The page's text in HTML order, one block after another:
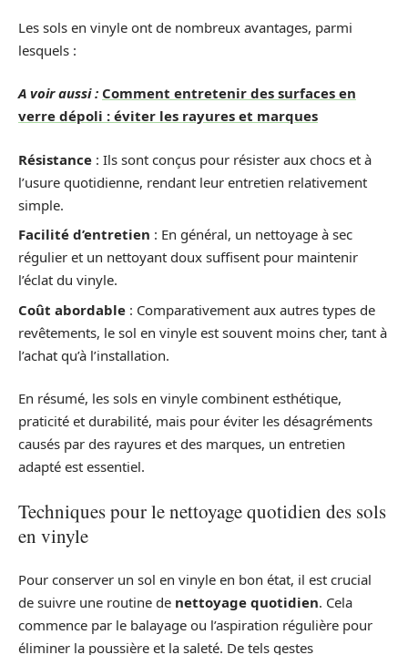
Les sols en vinyle ont de nombreux avantages, parmi
lesquels :
A voir aussi : Comment entretenir des surfaces en
verre dépoli : éviter les rayures et marques
Résistance : Ils sont conçus pour résister aux chocs et à
l’usure quotidienne, rendant leur entretien relativement
simple.
Facilité d’entretien : En général, un nettoyage à sec
régulier et un nettoyant doux suffisent pour maintenir
l’éclat du vinyle.
Coût abordable : Comparativement aux autres types de
revêtements, le sol en vinyle est souvent moins cher, tant à
l’achat qu’à l’installation.
En résumé, les sols en vinyle combinent esthétique,
praticité et durabilité, mais pour éviter les désagréments
causés par des rayures et des marques, un entretien
adapté est essentiel.
Techniques pour le nettoyage quotidien des sols
en vinyle
Pour conserver un sol en vinyle en bon état, il est crucial
de suivre une routine de nettoyage quotidien. Cela
commence par le balayage ou l’aspiration régulière pour
éliminer la poussière et la saleté. De tels gestes